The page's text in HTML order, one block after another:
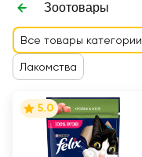
Зоотовары
Все товары категории
Лакомства
5.0